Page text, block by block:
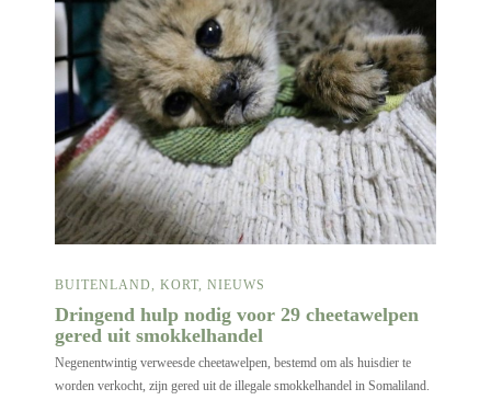
BUITENLAND, KORT, NIEUWS
Dringend hulp nodig voor 29 cheetawelpen
gered uit smokkelhandel
Negenentwintig verweesde cheetawelpen, bestemd om als huisdier te
worden verkocht, zijn gered uit de illegale smokkelhandel in Somaliland.